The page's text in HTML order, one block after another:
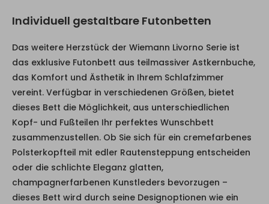
Individuell gestaltbare Futonbetten
Das weitere Herzstück der Wiemann Livorno Serie ist
das exklusive Futonbett aus teilmassiver Astkernbuche,
das Komfort und Ästhetik in Ihrem Schlafzimmer
vereint. Verfügbar in verschiedenen Größen, bietet
dieses Bett die Möglichkeit, aus unterschiedlichen
Kopf- und Fußteilen Ihr perfektes Wunschbett
zusammenzustellen. Ob Sie sich für ein cremefarbenes
Polsterkopfteil mit edler Rautensteppung entscheiden
oder die schlichte Eleganz glatten,
champagnerfarbenen Kunstleders bevorzugen –
dieses Bett wird durch seine Designoptionen wie ein